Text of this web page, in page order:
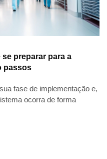
preparar para a
passos
fase de implementação e,
ocorra de forma